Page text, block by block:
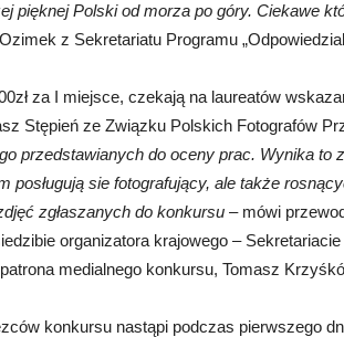
pięknej Polski od morza po góry. Ciekawe
z Sekretariatu Programu
za I miejsce, czekają na laureatów
Stępień ze Związku Polskich Fotografów
przedstawianych do oceny prac. Wynika to
posługują sie fotografujący, ale także
zgłaszanych do konkursu – mówi
organizatora krajowego –
medialnego konkursu, Tomasz
konkursu nastąpi podczas pierwszego